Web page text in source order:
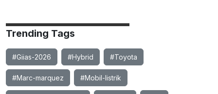
Trending Tags
#Giias-2026 #Hybrid #Toyota
#Marc-marquez #Mobil-listrik